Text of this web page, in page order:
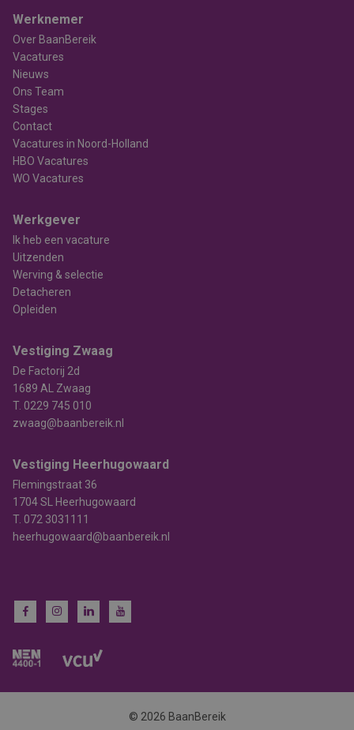
Werknemer
Over BaanBereik
Vacatures
Nieuws
Ons Team
Stages
Contact
Vacatures in Noord-Holland
HBO Vacatures
WO Vacatures
Werkgever
Ik heb een vacature
Uitzenden
Werving & selectie
Detacheren
Opleiden
Vestiging Zwaag
De Factorij 2d
1689 AL Zwaag
T. 0229 745 010
zwaag@baanbereik.nl
Vestiging Heerhugowaard
Flemingstraat 36
1704 SL Heerhugowaard
T. 072 3031111
heerhugowaard@baanbereik.nl
© 2026 BaanBereik